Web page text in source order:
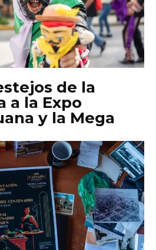
de la
a la Expo
y la Mega